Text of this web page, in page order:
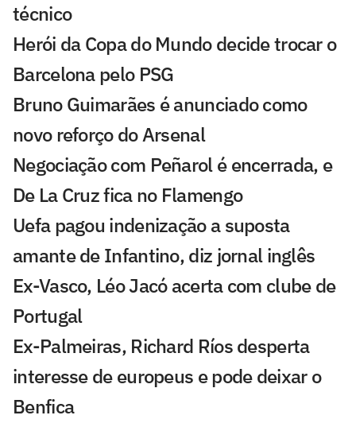
técnico
Herói da Copa do Mundo decide trocar o
Barcelona pelo PSG
Bruno Guimarães é anunciado como
novo reforço do Arsenal
Negociação com Peñarol é encerrada, e
De La Cruz fica no Flamengo
Uefa pagou indenização a suposta
amante de Infantino, diz jornal inglês
Ex-Vasco, Léo Jacó acerta com clube de
Portugal
Ex-Palmeiras, Richard Ríos desperta
interesse de europeus e pode deixar o
Benfica